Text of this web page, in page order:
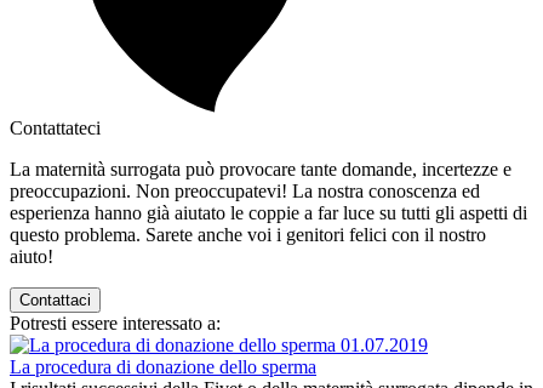
Contattateci
La maternità surrogata può provocare tante domande, incertezze e
preoccupazioni. Non preoccupatevi! La nostra conoscenza ed
esperienza hanno già aiutato le coppie a far luce su tutti gli aspetti di
questo problema. Sarete anche voi i genitori felici con il nostro
aiuto!
Contattaci
Potresti essere interessato a:
01.07.2019
La procedura di donazione dello sperma